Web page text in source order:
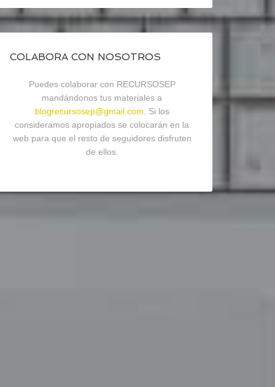
COLABORA CON NOSOTROS
Puedes colaborar con RECURSOSEP
mandándonos tus materiales a
blogrecursosep@gmail.com . Si los
consideramos apropiados se colocarán en la
web para que el resto de seguidores disfruten
de ellos.